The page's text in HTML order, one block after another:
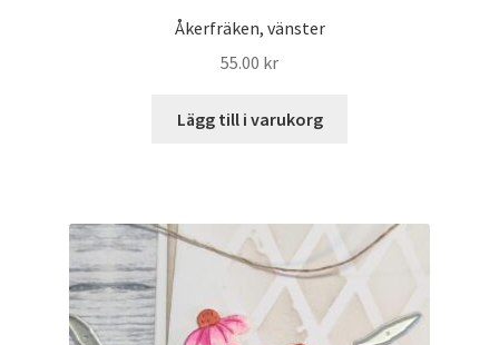
Åkerfräken, vänster
55.00 kr
Lägg till i varukorg